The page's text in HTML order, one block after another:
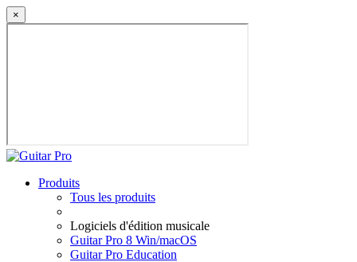
×
Produits
Tous les produits
Logiciels d'édition musicale
Guitar Pro 8 Win/macOS
Guitar Pro Education